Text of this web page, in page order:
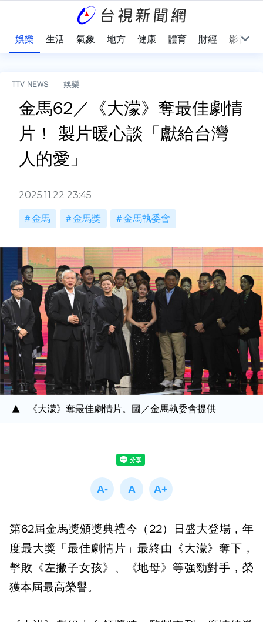
娛樂 生活 氣象 地方 健康 體育 財經 影音
TTV NEWS 娛樂
金馬62／《大濛》奪最佳劇情
片！ 製片暖心談「獻給台灣
人的愛」
2025.11.22 23:45
金馬 金馬獎 金馬執委會
《大濛》奪最佳劇情片。圖／金馬執委會提供
第62屆金馬獎頒獎典禮今（22）日盛大登場，年
度最大獎「最佳劇情片」最終由《大濛》奪下，
擊敗《左撇子女孩》、《地母》等強勁對手，榮
獲本屆最高榮譽。